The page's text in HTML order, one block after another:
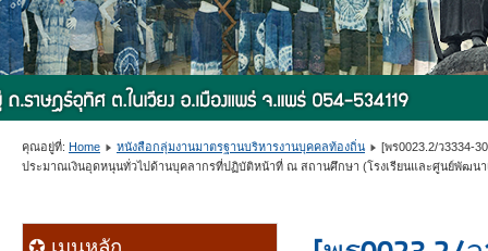
คุณอยู่ที่: Home หนังสือกลุ่มงานมาตรฐานบริหารงานบุคคลท้องถิ่น
[พร0023.2/ว3334-
ประมาณเงินอุดหนุนทั่วไปด้านบุคลากรที่ปฏิบัติหน้าที่ ณ สถานศึกษา (โรงเรียนและศูนย์พัฒนา